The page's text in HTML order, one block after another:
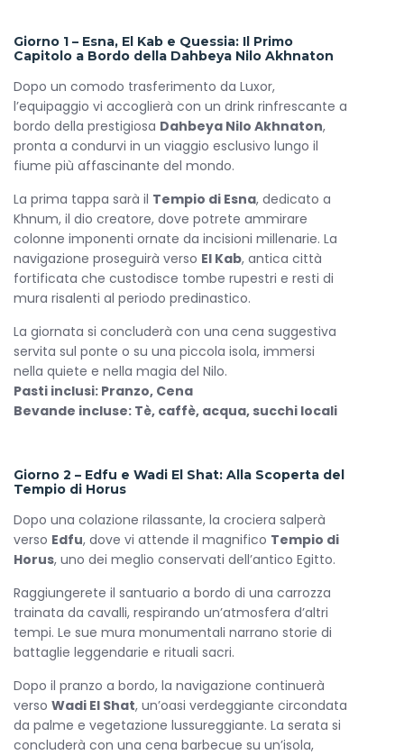
Giorno 1 – Esna, El Kab e Quessia: Il Primo
Capitolo a Bordo della Dahbeya Nilo Akhnaton
Dopo un comodo trasferimento da Luxor,
l’equipaggio vi accoglierà con un drink rinfrescante a
bordo della prestigiosa Dahbeya Nilo Akhnaton,
pronta a condurvi in un viaggio esclusivo lungo il
fiume più affascinante del mondo.
La prima tappa sarà il Tempio di Esna, dedicato a
Khnum, il dio creatore, dove potrete ammirare
colonne imponenti ornate da incisioni millenarie. La
navigazione proseguirà verso El Kab, antica città
fortificata che custodisce tombe rupestri e resti di
mura risalenti al periodo predinastico.
La giornata si concluderà con una cena suggestiva
servita sul ponte o su una piccola isola, immersi
nella quiete e nella magia del Nilo.
Pasti inclusi: Pranzo, Cena
Bevande incluse: Tè, caffè, acqua, succhi locali
Giorno 2 – Edfu e Wadi El Shat: Alla Scoperta del
Tempio di Horus
Dopo una colazione rilassante, la crociera salperà
verso Edfu, dove vi attende il magnifico Tempio di
Horus, uno dei meglio conservati dell’antico Egitto.
Raggiungerete il santuario a bordo di una carrozza
trainata da cavalli, respirando un’atmosfera d’altri
tempi. Le sue mura monumentali narrano storie di
battaglie leggendarie e rituali sacri.
Dopo il pranzo a bordo, la navigazione continuerà
verso Wadi El Shat, un’oasi verdeggiante circondata
da palme e vegetazione lussureggiante. La serata si
concluderà con una cena barbecue su un’isola,